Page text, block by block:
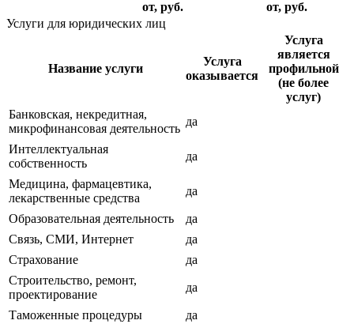
от, руб.
от, руб.
Услуги для юридических лиц
Название услуги
Услуга
оказывается
Услуга
является
профильной
(не более
услуг)
Банковская, некредитная,
микрофинансовая деятельность
да
Интеллектуальная
собственность
да
Медицина, фармацевтика,
лекарственные средства
да
Образовательная деятельность
да
Связь, СМИ, Интернет
да
Страхование
да
Строительство, ремонт,
проектирование
да
Таможенные процедуры
да